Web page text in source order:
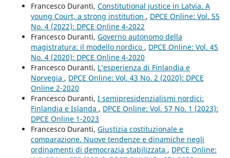
Francesco Duranti, Constitutional justice in Latvia. A
young Court, a strong institution , DPCE Online: Vol. 55
No. 4 (2022): DPCE Online 4-2022
Francesco Duranti, Governo autonomo della
magistratura: il modello nordico , DPCE Online: Vol. 45
No. 4 (2020): DPCE Online 4-2020
Francesco Duranti, L’esperienza di Finlandia e
Norvegia , DPCE Online: Vol. 43 No. 2 (2020): DPCE
Online 2-2020
Francesco Duranti, I semipresidenzialismi nordici:
Finlandia e Islanda , DPCE Online: Vol. 57 No. 1 (2023):
DPCE Online 1-2023
Francesco Duranti, Giustizia costituzionale e
comparazione. Nuove tendenze e dinamiche negli
ordinamenti di democrazia stabilizzata , DPCE Online: